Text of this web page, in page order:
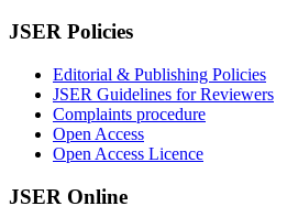
JSER Policies
Editorial & Publishing Policies
JSER Guidelines for Reviewers
Complaints procedure
Open Access
Open Access Licence
JSER Online